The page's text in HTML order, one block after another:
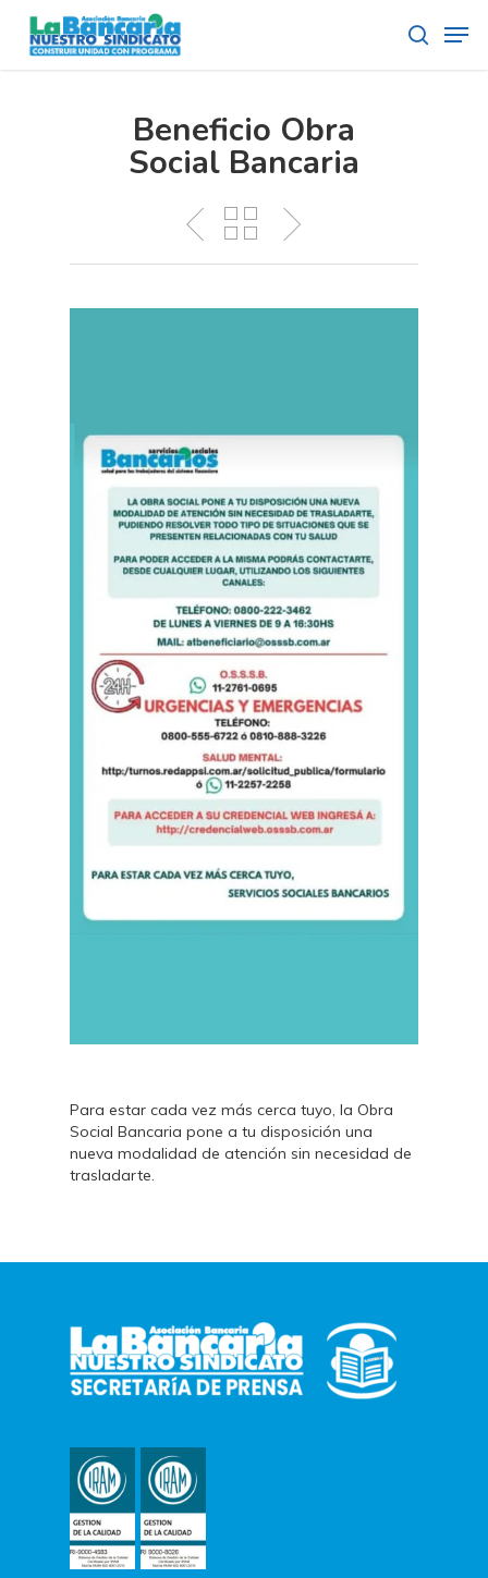
main
search
Beneficio Obra
Social Bancaria
Para estar cada vez más cerca tuyo, la Obra
Social Bancaria pone a tu disposición una
nueva modalidad de atención sin necesidad de
trasladarte.